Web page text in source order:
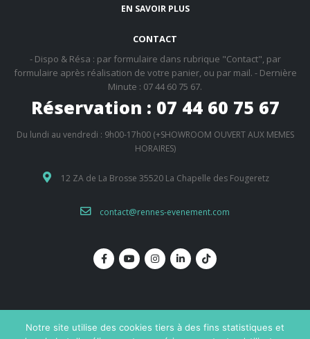
EN SAVOIR PLUS
CONTACT
- Dispo & Résa : par formulaire dans rubrique "Contact", par
formulaire après réalisation de votre panier, ou par mail. - Dernière
Minute : 07 44 60 75 67.
Réservation : 07 44 60 75 67
Du lundi au vendredi : 9h00-17h00 (+SHOWROOM OUVERT AUX MEMES
HORAIRES)
12 ZA de La Brosse 35520 La Chapelle des Fougeretz
contact@rennes-evenement.com
Notre site utilise des cookies tiers à des fins statistiques et